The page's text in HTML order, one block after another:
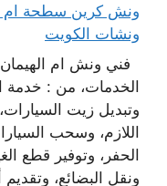
ونشات الكويت
فني ونش ام
الخدمات، من : خدمة
وتبديل زيت
اللازم، وسحب
الحفر، وتوفير قطع
ونقل البضائع،